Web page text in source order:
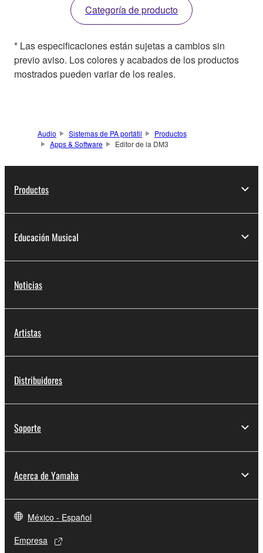
Categoría de producto
* Las especificaciones están sujetas a cambios sin
previo aviso. Los colores y acabados de los productos
mostrados pueden variar de los reales.
Audio Sistemas de PA portátil
Productos
Apps & Software
Editor de la DM3
Productos
Educación Musical
Noticias
Artistas
Distribuidores
Soporte
Acerca de Yamaha
México - Español
Empresa